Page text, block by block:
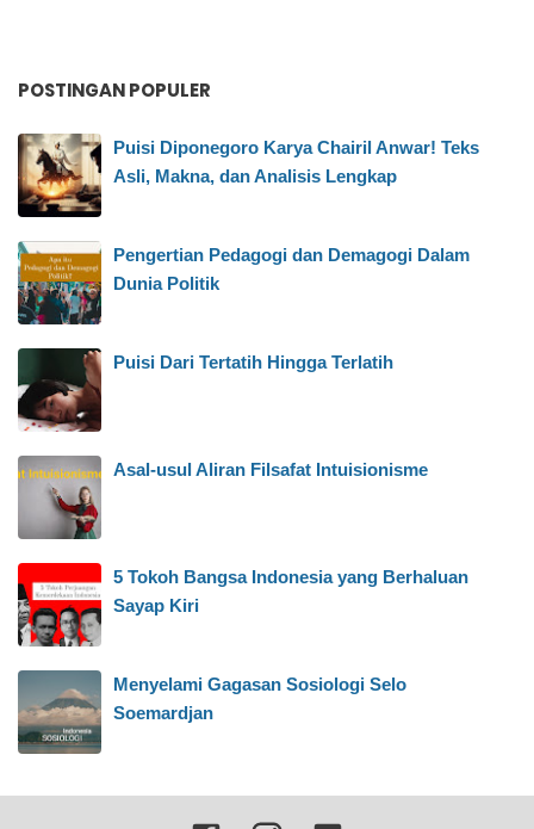
POSTINGAN POPULER
Puisi Diponegoro Karya Chairil Anwar! Teks
Asli, Makna, dan Analisis Lengkap
Pengertian Pedagogi dan Demagogi Dalam
Dunia Politik
Puisi Dari Tertatih Hingga Terlatih
Asal-usul Aliran Filsafat Intuisionisme
5 Tokoh Bangsa Indonesia yang Berhaluan
Sayap Kiri
Menyelami Gagasan Sosiologi Selo
Soemardjan